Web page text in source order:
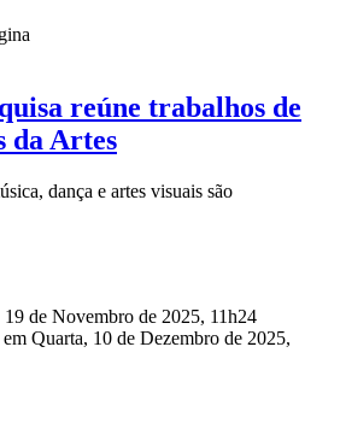
reúne trabalhos de
da Artes
dança e artes visuais são
de Novembro de 2025, 11h24
Quarta, 10 de Dezembro de 2025,